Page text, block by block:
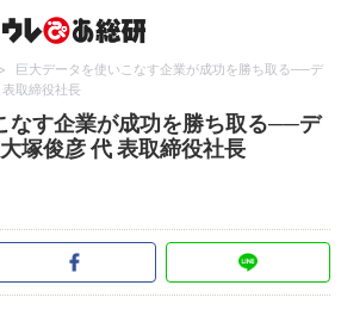
>
巨大データを使いこなす企業が成功を勝ち取る──デ
取締役社長
なす企業が成功を勝ち取る──デ
塚俊彦 代 表取締役社長